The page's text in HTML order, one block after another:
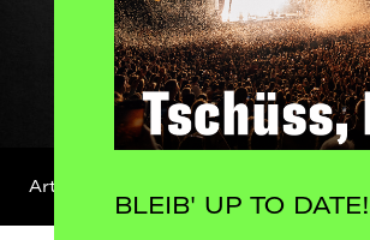
Artist-Profil
BLEIB' UP TO DATE!